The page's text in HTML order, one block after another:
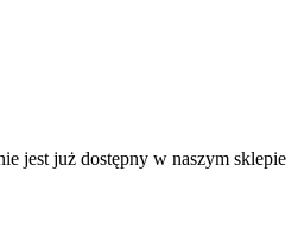
jest już dostępny w naszym sklepie